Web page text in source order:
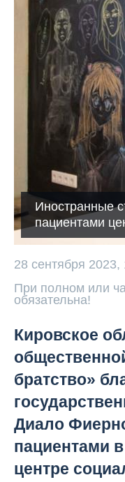
Иностранные
пациентами
28 сентября 2023,
При полном или
обязательна!
Кировское
братство»
Диало
пациентами
центре